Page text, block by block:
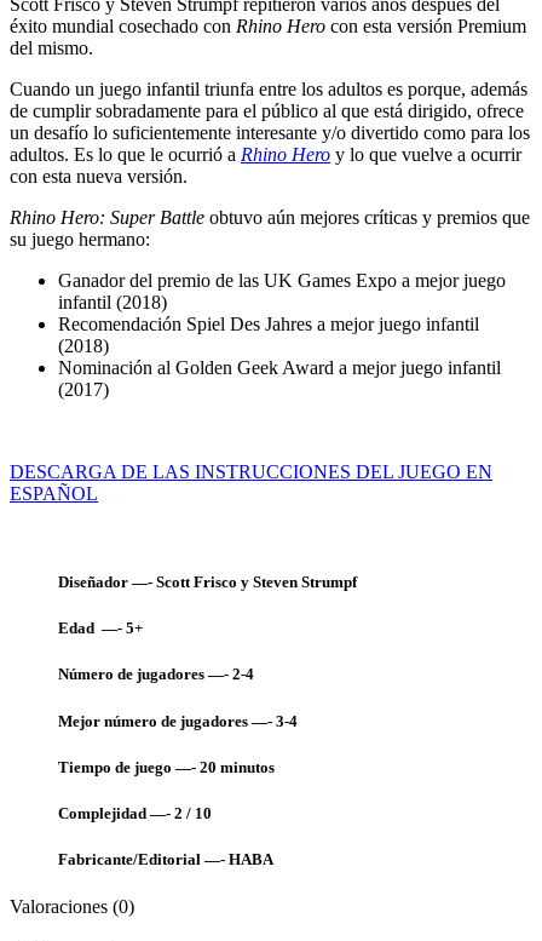
éxito mundial cosechado con Rhino Hero con esta versión Premium
del mismo.
Cuando un juego infantil triunfa entre los adultos es porque, además
de cumplir sobradamente para el público al que está dirigido, ofrece
un desafío lo suficientemente interesante y/o divertido como para los
adultos. Es lo que le ocurrió a Rhino Hero y lo que vuelve a ocurrir
con esta nueva versión.
Rhino Hero: Super Battle obtuvo aún mejores críticas y premios que
su juego hermano:
Ganador del premio de las UK Games Expo a mejor juego
infantil (2018)
Recomendación Spiel Des Jahres a mejor juego infantil
(2018)
Nominación al Golden Geek Award a mejor juego infantil
(2017)
DESCARGA DE LAS INSTRUCCIONES DEL JUEGO EN
ESPAÑOL
Diseñador —- Scott Frisco y Steven Strumpf
Edad —- 5+
Número de jugadores —- 2-4
Mejor número de jugadores —- 3-4
Tiempo de juego —- 20 minutos
Complejidad —- 2 / 10
Fabricante/Editorial —- HABA
Valoraciones (0)